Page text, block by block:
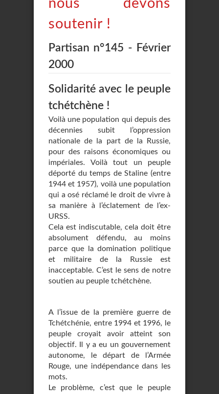
nous devons
soutenir !
Partisan n°145 - Février
2000
Solidarité avec le peuple
tchétchène !
Voilà une population qui depuis des
décennies subit l’oppression
nationale de la part de la Russie,
pour des raisons économiques ou
impériales. Voilà tout un peuple
déporté du temps de Staline (entre
1944 et 1957), voilà une population
qui a osé réclamé le droit de vivre à
sa manière à l’éclatement de l’ex-
URSS.
Cela est indiscutable, cela doit être
absolument défendu, au moins
parce que la domination politique
et militaire de la Russie est
inacceptable. C’est le sens de notre
soutien au peuple tchétchène.
A l’issue de la première guerre de
Tchétchénie, entre 1994 et 1996, le
peuple croyait avoir atteint son
objectif. Il y a eu un gouvernement
autonome, le départ de l’Armée
Rouge, une indépendance dans les
mots.
Le problème, c’est que le peuple